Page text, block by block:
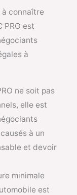
connaître
PRO est
à
ne soit pas
elle est
à un
et devoir
minimale
est